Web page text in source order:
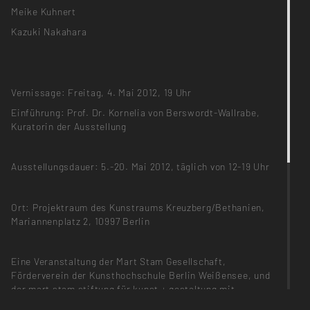
Meike Kuhnert
Kazuki Nakahara
Vernissage: Freitag, 4. Mai 2012, 19 Uhr
Einführung: Prof. Dr. Kornelia von Berswordt-Wallrabe,
Kuratorin der Ausstellung
Ausstellungsdauer: 5.-20. Mai 2012, täglich von 12-19 Uhr
Ort: Projektraum des Kunstraums Kreuzberg/Bethanien,
Mariannenplatz 2, 10997 Berlin
Eine Veranstaltung der Mart Stam Gesellschaft,
Förderverein der Kunsthochschule Berlin Weißensee, und
der mart stam stiftung für kunst + gestaltung mit